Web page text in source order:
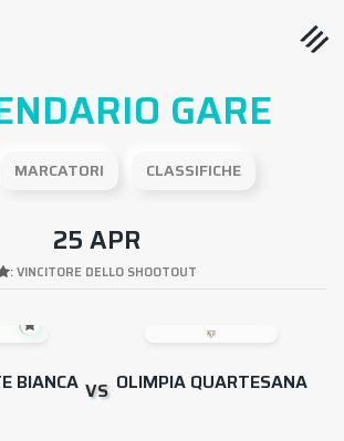
GARE
MARCATORI CLASSIFICHE
25 APR
: VINCITORE DELLO SHOOTOUT
BIANCA VS OLIMPIA QUARTESANA